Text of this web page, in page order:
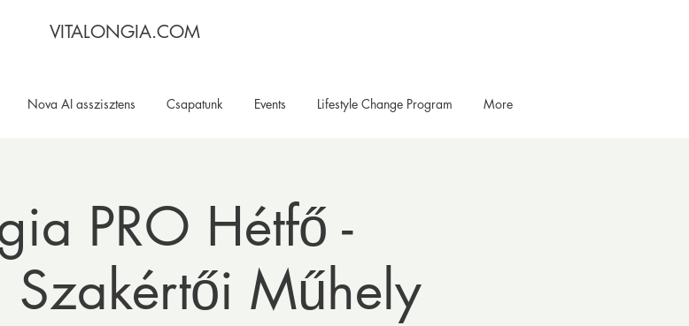
VITALONGIA.COM
Nova AI asszisztens Csapatunk Events Lifestyle Change Program More
PRO Hétfő -
Műhely